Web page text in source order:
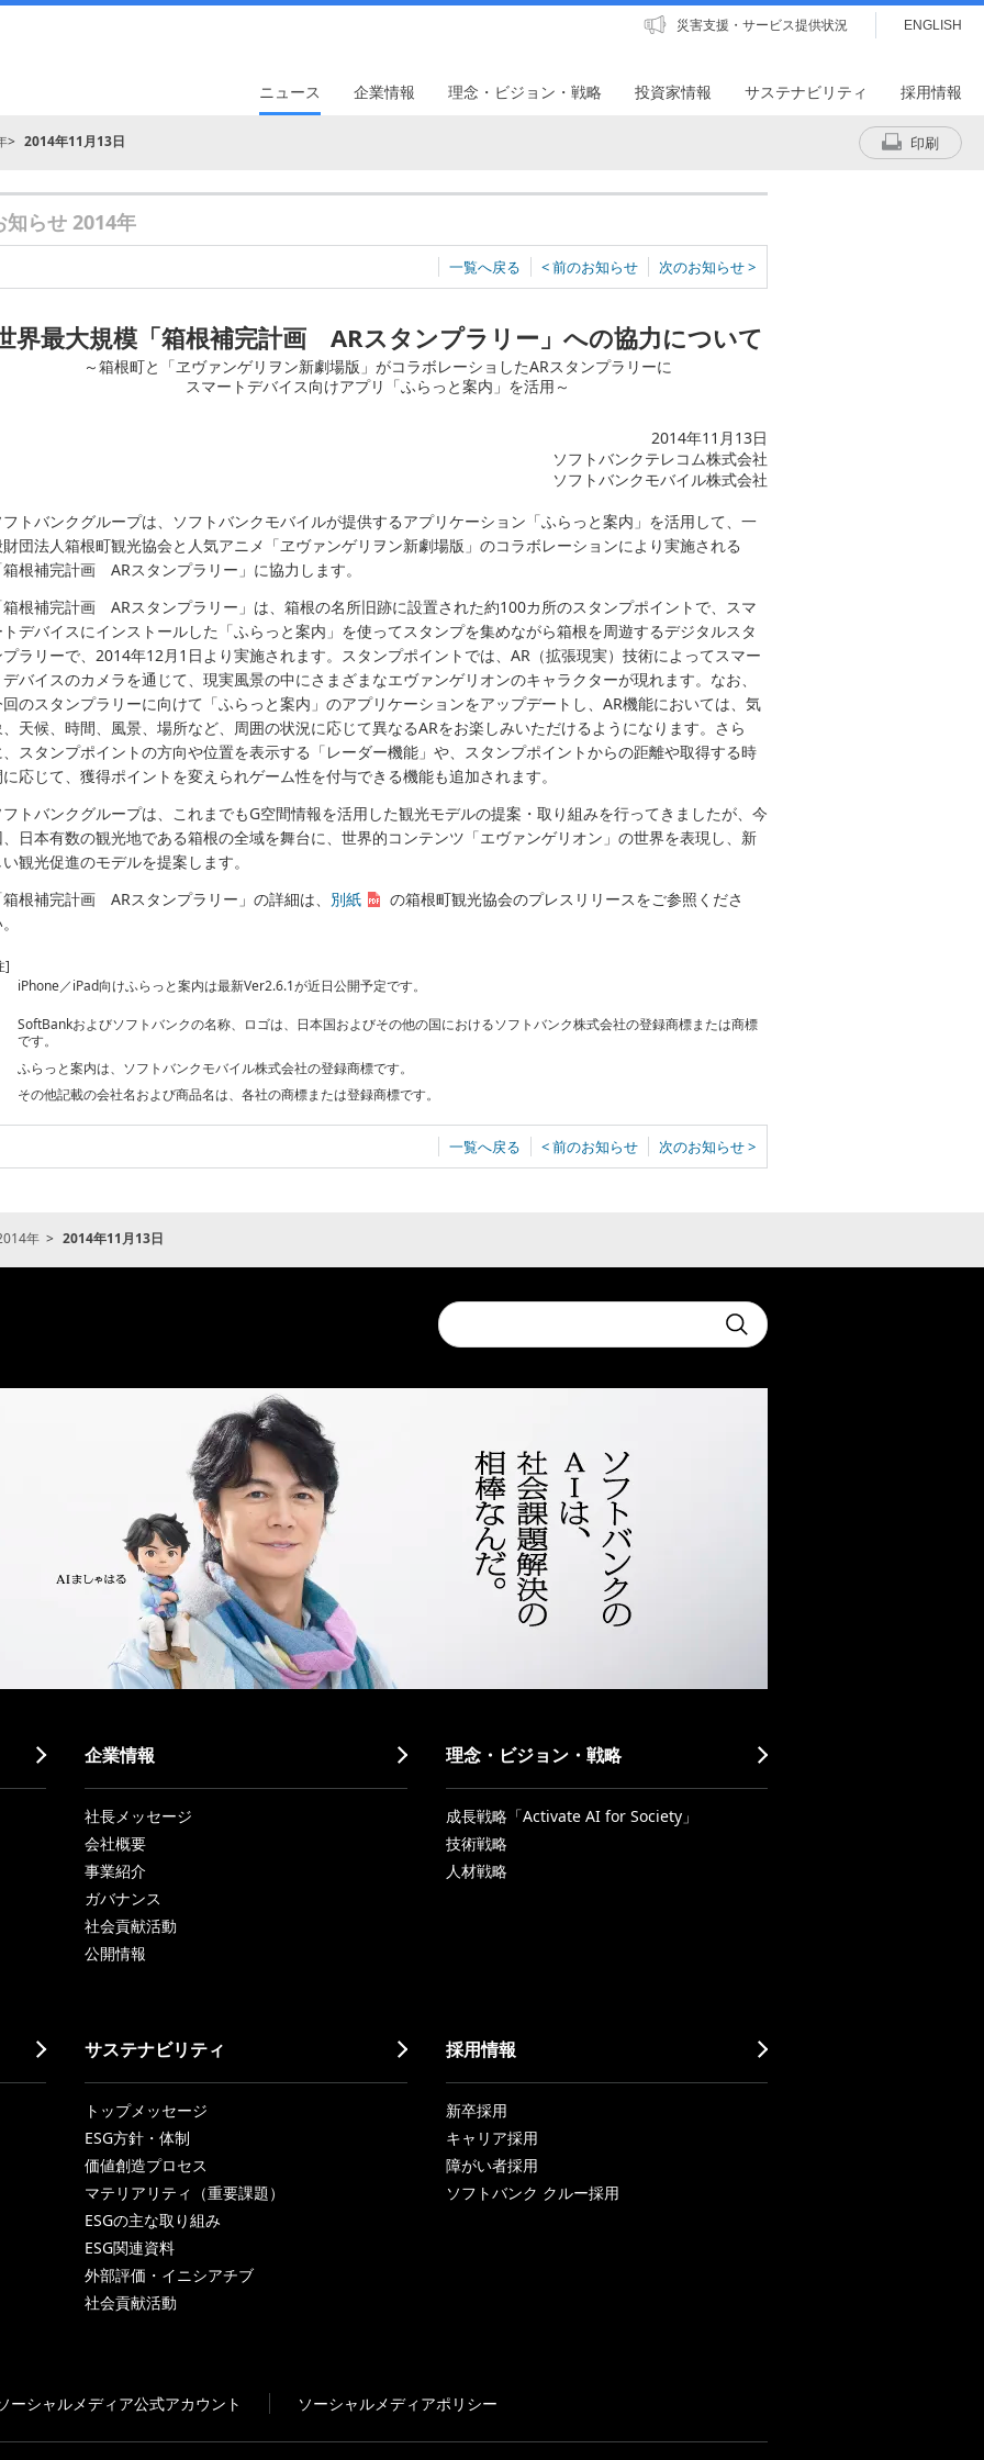
災害支援・サービス提供状況 ENGLISH
ニュース 企業情報 理念・ビジョン・戦略 投資家情報 サステナビリティ 採用情報
2014年11月13日 印刷
知らせ 2014年
一覧へ戻る < 前のお知らせ 次のお知らせ >
界最大規模「箱根補完計画 ARスタンプラリー」への協力について
～箱根町と「ヱヴァンゲリヲン新劇場版」がコラボレーショしたARスタンプラリーに
スマートデバイス向けアプリ「ふらっと案内」を活用～
2014年11月13日
ソフトバンクテレコム株式会社
ソフトバンクモバイル株式会社
トバンクグループは、ソフトバンクモバイルが提供するアプリケーション「ふらっと案内」を活用して、一
団法人箱根町観光協会と人気アニメ「ヱヴァンゲリヲン新劇場版」のコラボレーションにより実施される
根補完計画 ARスタンプラリー」に協力します。
箱根補完計画 ARスタンプラリー」は、箱根の名所旧跡に設置された約100カ所のスタンプポイントで、スマ
デバイスにインストールした「ふらっと案内」を使ってスタンプを集めながら箱根を周遊するデジタルスタ
ラリーで、2014年12月1日より実施されます。スタンプポイントでは、AR（拡張現実）技術によってスマー
バイスのカメラを通じて、現実風景の中にさまざまなエヴァンゲリオンのキャラクターが現れます。なお、
のスタンプラリーに向けて「ふらっと案内」のアプリケーションをアップデートし、AR機能においては、気
天候、時間、風景、場所など、周囲の状況に応じて異なるARをお楽しみいただけるようになります。さら
スタンプポイントの方向や位置を表示する「レーダー機能」や、スタンプポイントからの距離や取得する時
応じて、獲得ポイントを変えられゲーム性を付与できる機能も追加されます。
トバンクグループは、これまでもG空間情報を活用した観光モデルの提案・取り組みを行ってきましたが、今
日本有数の観光地である箱根の全域を舞台に、世界的コンテンツ「エヴァンゲリオン」の世界を表現し、新
観光促進のモデルを提案します。
根補完計画 ARスタンプラリー」の詳細は、 別紙
の箱根町観光協会のプレスリリースをご参照くださ
]
iPhone／iPad向けふらっと案内は最新Ver2.6.1が近日公開予定です。
SoftBankおよびソフトバンクの名称、ロゴは、日本国およびその他の国におけるソフトバンク株式会社の登録商標または商標
です。
ふらっと案内は、ソフトバンクモバイル株式会社の登録商標です。
その他記載の会社名および商品名は、各社の商標または登録商標です。
一覧へ戻る < 前のお知らせ 次のお知らせ >
年 2014年11月13日
Conduct
a
search
Submit
企業情報
社長メッセージ
会社概要
事業紹介
ガバナンス
社会貢献活動
公開情報
理念・ビジョン・戦略
成長戦略「Activate AI for Society」
技術戦略
人材戦略
サステナビリティ
トップメッセージ
ESG方針・体制
価値創造プロセス
マテリアリティ（重要課題）
ESGの主な取り組み
ESG関連資料
外部評価・イニシアチブ
社会貢献活動
採用情報
新卒採用
キャリア採用
障がい者採用
ソフトバンク クルー採用
ーシャルメディア公式アカウント ソーシャルメディアポリシー